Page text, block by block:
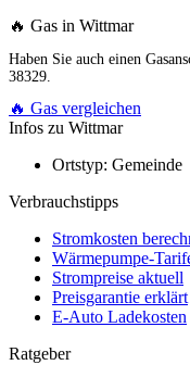
🔥 Gas in Wittmar
Haben Sie auch einen
38329.
🔥 Gas vergleichen
Infos zu Wittmar
Ortstyp: Gemeinde
Verbrauchstipps
Stromkosten
Wärmepumpe-
Strompreise aktuell
Preisgarantie erklärt
E-Auto Ladekosten
Ratgeber